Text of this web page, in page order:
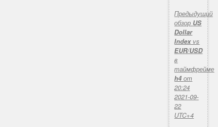
Предыдущий
обзор US
Dollar
Indexvs
EUR/USD
в
таймфрейме
h4от
20:24
2021-09-
22
UTC+4